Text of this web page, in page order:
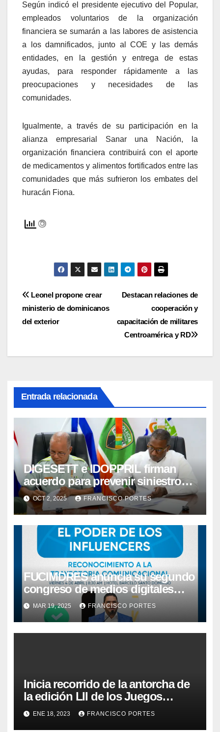
Según indicó el presidente ejecutivo del Popular,
empleados voluntarios de la organización
financiera se sumarán a las labores de asistencia
a los damnificados, junto al COE y las demás
entidades, en la gestión y entrega de estas
ayudas, para responder rápidamente a las
preocupaciones y necesidades de las
comunidades.
Igualmente, a través de su participación en la
alianza empresarial Sanar una Nación, la
organización financiera contribuirá con el aporte
de medicamentos y alimentos fortificados entre las
comunidades que más sufrieron los embates del
huracán Fiona.
Navegación
de
Destacan relaciones de
cooperación y
capacitación de militares
Centroamérica y RD
Leonel propone crear
ministerio de dominicanos
del exterior
Entrada relacionada
DIGESETT e IDOPPRIL firman
acuerdo para prevenir siniestros
de tránsito en el país
OCT 2, 2025 FRANCISCO PORTES
FUCIMDRES anuncia su segundo
congreso de medios digitales
dedicado al empresario Miguel
Medina
MAR 19, 2025 FRANCISCO PORTES
Inicia recorrido de la antorcha de
la edición LII de los Juegos
Deportivos de las FF.AA y la P.N
ENE 18, 2023 FRANCISCO PORTES